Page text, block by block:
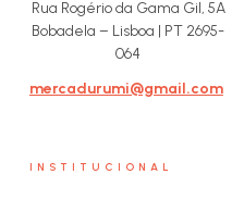
Rua Rogério da Gama Gil, 5A
Bobadela – Lisboa | PT 2695-
064
mercadurumi@gmail.com
INSTITUCIONAL